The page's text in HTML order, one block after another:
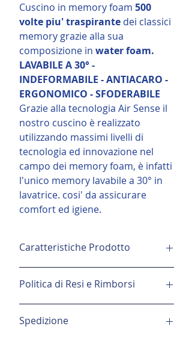
Cuscino in memory foam 500
volte piu' traspirante dei classici
memory grazie alla sua
composizione in water foam.
LAVABILE A 30° -
INDEFORMABILE - ANTIACARO -
ERGONOMICO - SFODERABILE
Grazie alla tecnologia Air Sense il
nostro cuscino è realizzato
utilizzando massimi livelli di
tecnologia ed innovazione nel
campo dei memory foam, è infatti
l'unico memory lavabile a 30° in
lavatrice. cosi' da assicurare
comfort ed igiene.
Caratteristiche Prodotto
nostro cuscino è realizzato utilizzando
foam, è infatti l'unico memory
lavabile
Politica di Resi e Rimborsi
oltre 14 giorni dalla ricezione
Spedizione